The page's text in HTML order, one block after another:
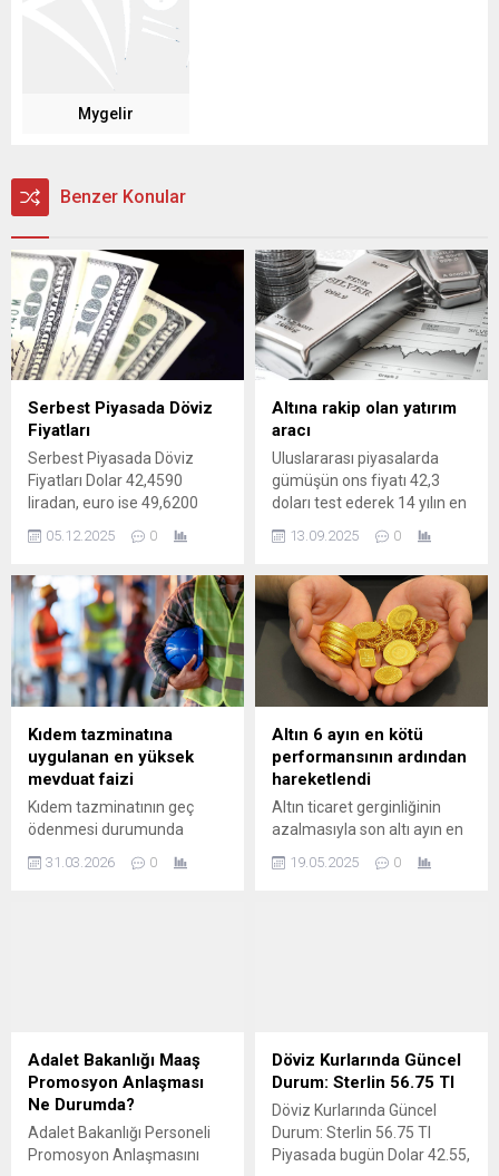
Mygelir
Benzer Konular
Serbest Piyasada Döviz
Fiyatları
Serbest Piyasada Döviz
Fiyatları Dolar 42,4590
liradan, euro ise 49,6200
İstanbul Kapalıçarşı’da
42,4590 liradan, 49,6180
liradan alınan euro ise
49,6200 liradan satılıyor. Son
kapanışta dolar 42,44
liradan, euro ise 49,54
liradan satılmıştı. –
İSTANBUL Haberi Oku
Kaynak: Google News
05.12.2025 0
Altına rakip olan yatırım
aracı
Uluslararası piyasalarda
gümüşün ons fiyatı 42,3
doları test ederek 14 yılın en
Fed'in faiz indirimi
güçlenmesiyle birlikte
değerli metallerde yukarı
yönlü hareket dikkat çekti.
13.09.2025 0
Kıdem tazminatına
uygulanan en yüksek
mevduat faizi
Kıdem tazminatının geç
ödenmesi durumunda
uygulanan en yüksek faiz”,
koşullarına ve bankaların
uygulamalarına göre
değişkenlik gösterir. 1. En
Nedir? İş...
31.03.2026 0
Altın 6 ayın en kötü
performansının ardından
hareketlendi
Altın ticaret gerginliğinin
azalmasıyla son altı ayın en
yaşadı. Değerli metaller,
azalmasıyla zayıflayan
güvenli liman talebi ve
etkisiyle gerileyerek 3 bin
200 dolar seviyesine indi...
19.05.2025 0
Adalet Bakanlığı Maaş
Promosyon Anlaşması
Ne Durumda?
Adalet Bakanlığı Personeli
Promosyon Anlaşmasını
Döviz Kurlarında Güncel
Durum: Sterlin 56.75 Tl
Döviz Kurlarında Güncel
Durum: Sterlin 56.75 Tl
Piyasada bugün Dolar 42.55,